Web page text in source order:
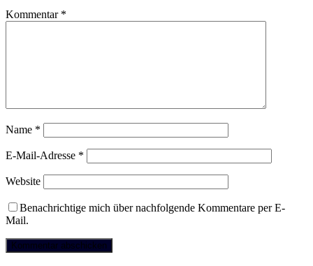
Kommentar *
Name *
E-Mail-Adresse *
Website
Benachrichtige mich über nachfolgende Kommentare per E-
Mail.